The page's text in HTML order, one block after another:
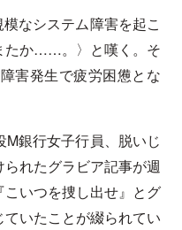
なシステム障害を起こ
たか……。〉と嘆く。そ
害発生で疲労困憊とな
銀行女子行員、脱いじ
れたグラビア記事が週
いつを捜し出せ』とグ
いたことが綴られてい